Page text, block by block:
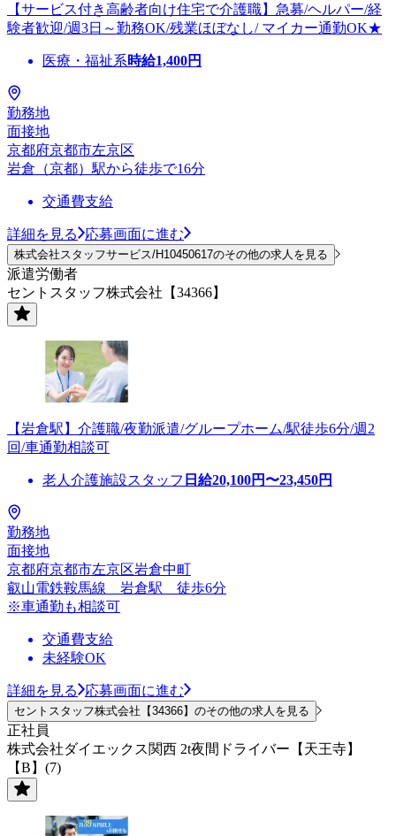
【サービス付き高齢者向け住宅で介護職】急募/ヘルパー/経
験者歓迎/週3日～勤務OK/残業ほぼなし/ マイカー通勤OK★
医療・福祉系時給1,400円
勤務地
面接地
京都府京都市左京区
岩倉（京都）駅から徒歩で16分
交通費支給
詳細を見る 応募画面に進む
株式会社スタッフサービス/H10450617のその他の求人を見る
派遣労働者
セントスタッフ株式会社【34366】
【岩倉駅】介護職/夜勤派遣/グループホーム/駅徒歩6分/週2
回/車通勤相談可
老人介護施設スタッフ 日給20,100円〜23,450円
勤務地
面接地
京都府京都市左京区岩倉中町
叡山電鉄鞍馬線 岩倉駅 徒歩6分
※車通勤も相談可
交通費支給
未経験OK
詳細を見る 応募画面に進む
セントスタッフ株式会社【34366】のその他の求人を見る
正社員
株式会社ダイエックス関西 2t夜間ドライバー【天王寺】
【B】(7)